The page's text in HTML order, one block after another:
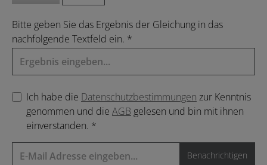
Bitte geben Sie das Ergebnis der Gleichung in das
nachfolgende Textfeld ein. *
Ich habe die Datenschutzbestimmungen zur Kenntnis
genommen und die AGB gelesen und bin mit ihnen
einverstanden. *
Benachrichtigen